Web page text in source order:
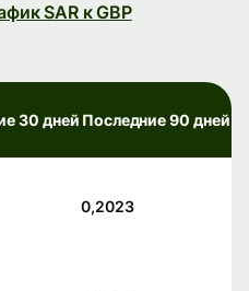
SAR к GBP
30 дней Последние 90 дней
0,2023